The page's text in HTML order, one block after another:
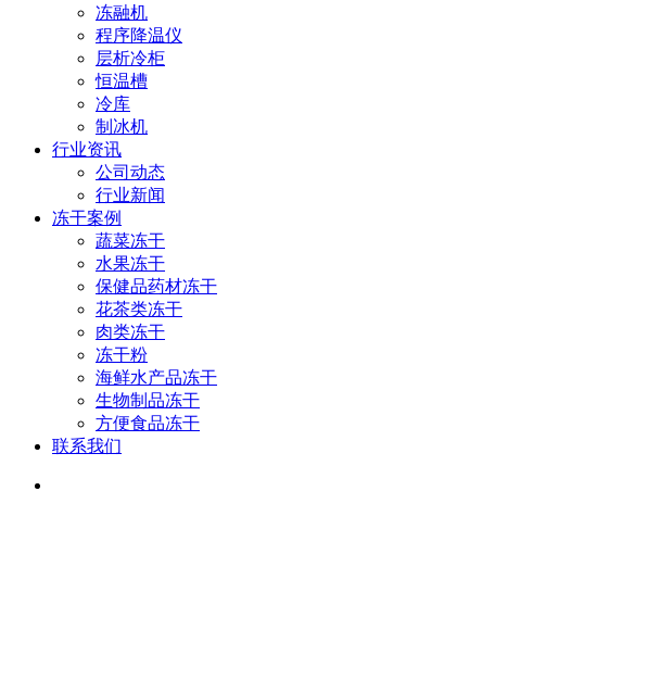
冻融机
程序降温仪
层析冷柜
恒温槽
冷库
制冰机
行业资讯
公司动态
行业新闻
冻干案例
蔬菜冻干
水果冻干
保健品药材冻干
花茶类冻干
肉类冻干
冻干粉
海鲜水产品冻干
生物制品冻干
方便食品冻干
联系我们